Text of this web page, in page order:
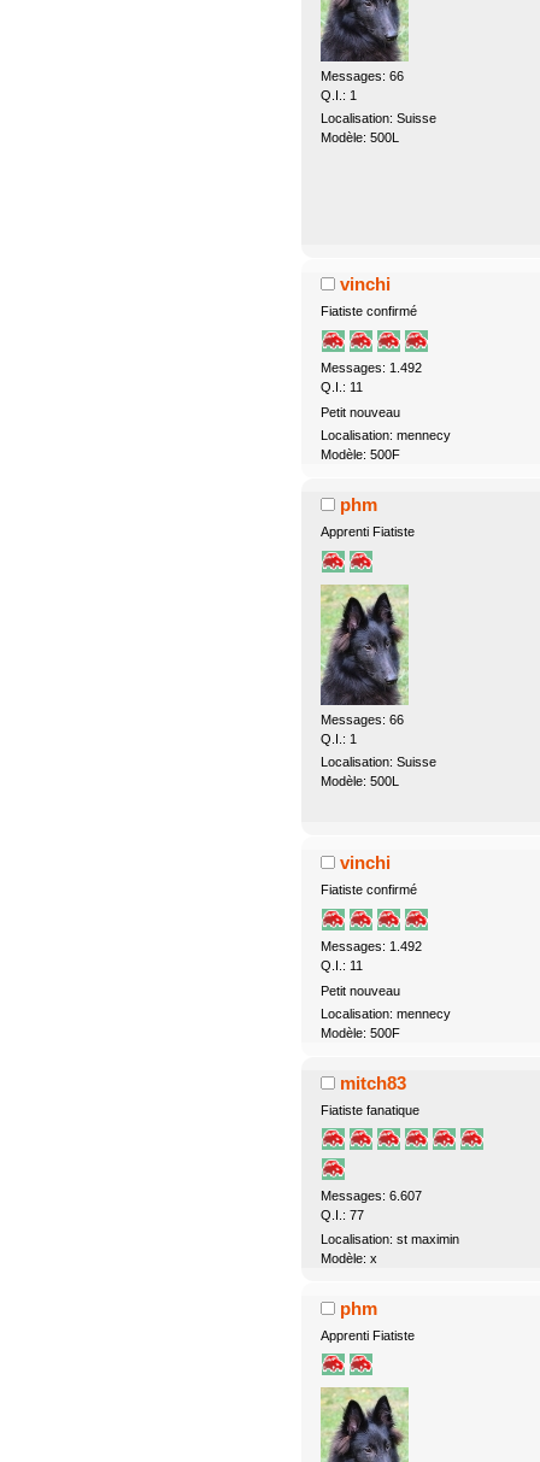
Messages: 66
Q.I.: 1
Localisation: Suisse
Modèle: 500L
vinchi
Fiatiste confirmé
Messages: 1.492
Q.I.: 11
Petit nouveau
Localisation: mennecy
Modèle: 500F
phm
Apprenti Fiatiste
Messages: 66
Q.I.: 1
Localisation: Suisse
Modèle: 500L
vinchi
Fiatiste confirmé
Messages: 1.492
Q.I.: 11
Petit nouveau
Localisation: mennecy
Modèle: 500F
mitch83
Fiatiste fanatique
Messages: 6.607
Q.I.: 77
Localisation: st maximin
Modèle: x
phm
Apprenti Fiatiste